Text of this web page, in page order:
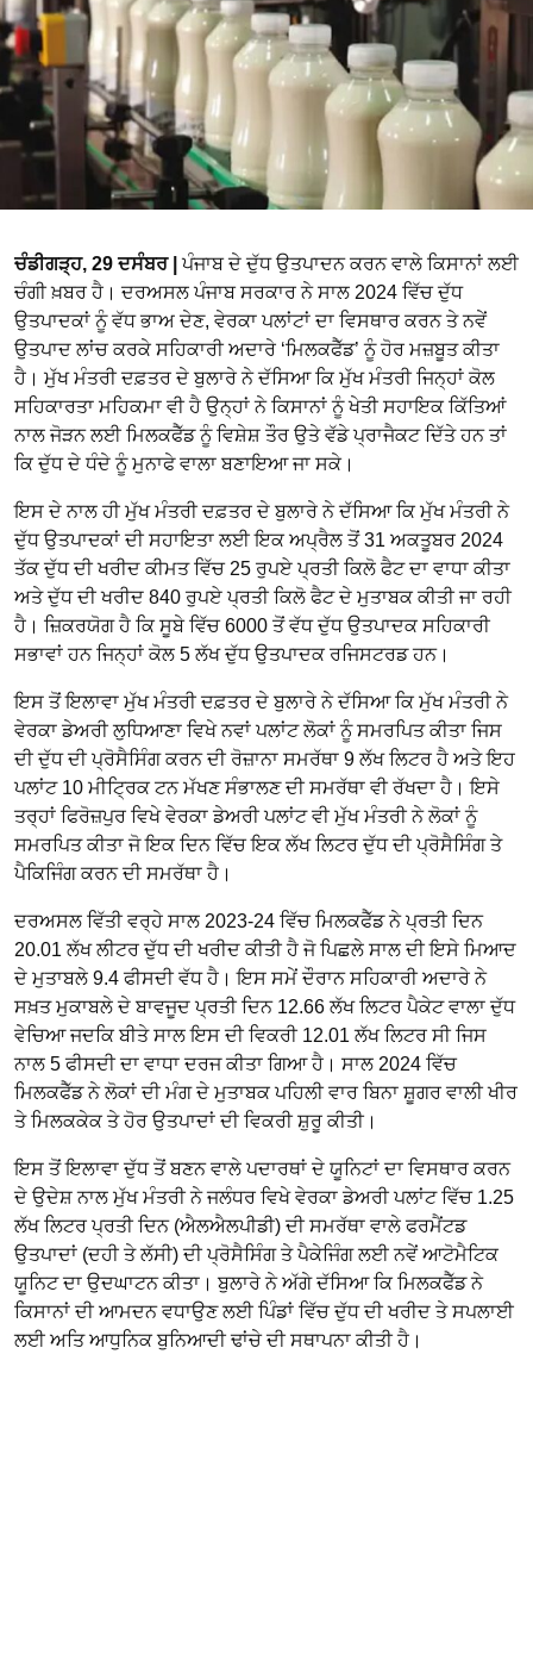
ਚੰਡੀਗੜ੍ਹ, 29 ਦਸੰਬਰ | ਪੰਜਾਬ ਦੇ ਦੁੱਧ ਉਤਪਾਦਨ ਕਰਨ ਵਾਲੇ ਕਿਸਾਨਾਂ ਲਈ
ਚੰਗੀ ਖ਼ਬਰ ਹੈ। ਦਰਅਸਲ ਪੰਜਾਬ ਸਰਕਾਰ ਨੇ ਸਾਲ 2024 ਵਿੱਚ ਦੁੱਧ
ਉਤਪਾਦਕਾਂ ਨੂੰ ਵੱਧ ਭਾਅ ਦੇਣ, ਵੇਰਕਾ ਪਲਾਂਟਾਂ ਦਾ ਵਿਸਥਾਰ ਕਰਨ ਤੇ ਨਵੇਂ
ਉਤਪਾਦ ਲਾਂਚ ਕਰਕੇ ਸਹਿਕਾਰੀ ਅਦਾਰੇ ‘ਮਿਲਕਫੈੱਡ’ ਨੂੰ ਹੋਰ ਮਜ਼ਬੂਤ ਕੀਤਾ
ਹੈ। ਮੁੱਖ ਮੰਤਰੀ ਦਫ਼ਤਰ ਦੇ ਬੁਲਾਰੇ ਨੇ ਦੱਸਿਆ ਕਿ ਮੁੱਖ ਮੰਤਰੀ ਜਿਨ੍ਹਾਂ ਕੋਲ
ਸਹਿਕਾਰਤਾ ਮਹਿਕਮਾ ਵੀ ਹੈ ਉਨ੍ਹਾਂ ਨੇ ਕਿਸਾਨਾਂ ਨੂੰ ਖੇਤੀ ਸਹਾਇਕ ਕਿੱਤਿਆਂ
ਨਾਲ ਜੋੜਨ ਲਈ ਮਿਲਕਫੈੱਡ ਨੂੰ ਵਿਸ਼ੇਸ਼ ਤੌਰ ਉਤੇ ਵੱਡੇ ਪ੍ਰਾਜੈਕਟ ਦਿੱਤੇ ਹਨ ਤਾਂ
ਕਿ ਦੁੱਧ ਦੇ ਧੰਦੇ ਨੂੰ ਮੁਨਾਫੇ ਵਾਲਾ ਬਣਾਇਆ ਜਾ ਸਕੇ।
ਇਸ ਦੇ ਨਾਲ ਹੀ ਮੁੱਖ ਮੰਤਰੀ ਦਫ਼ਤਰ ਦੇ ਬੁਲਾਰੇ ਨੇ ਦੱਸਿਆ ਕਿ ਮੁੱਖ ਮੰਤਰੀ ਨੇ
ਦੁੱਧ ਉਤਪਾਦਕਾਂ ਦੀ ਸਹਾਇਤਾ ਲਈ ਇਕ ਅਪ੍ਰੈਲ ਤੋਂ 31 ਅਕਤੂਬਰ 2024
ਤੱਕ ਦੁੱਧ ਦੀ ਖਰੀਦ ਕੀਮਤ ਵਿੱਚ 25 ਰੁਪਏ ਪ੍ਰਤੀ ਕਿਲੋ ਫੈਟ ਦਾ ਵਾਧਾ ਕੀਤਾ
ਅਤੇ ਦੁੱਧ ਦੀ ਖਰੀਦ 840 ਰੁਪਏ ਪ੍ਰਤੀ ਕਿਲੋ ਫੈਟ ਦੇ ਮੁਤਾਬਕ ਕੀਤੀ ਜਾ ਰਹੀ
ਹੈ। ਜ਼ਿਕਰਯੋਗ ਹੈ ਕਿ ਸੂਬੇ ਵਿੱਚ 6000 ਤੋਂ ਵੱਧ ਦੁੱਧ ਉਤਪਾਦਕ ਸਹਿਕਾਰੀ
ਸਭਾਵਾਂ ਹਨ ਜਿਨ੍ਹਾਂ ਕੋਲ 5 ਲੱਖ ਦੁੱਧ ਉਤਪਾਦਕ ਰਜਿਸਟਰਡ ਹਨ।
ਇਸ ਤੋਂ ਇਲਾਵਾ ਮੁੱਖ ਮੰਤਰੀ ਦਫ਼ਤਰ ਦੇ ਬੁਲਾਰੇ ਨੇ ਦੱਸਿਆ ਕਿ ਮੁੱਖ ਮੰਤਰੀ ਨੇ
ਵੇਰਕਾ ਡੇਅਰੀ ਲੁਧਿਆਣਾ ਵਿਖੇ ਨਵਾਂ ਪਲਾਂਟ ਲੋਕਾਂ ਨੂੰ ਸਮਰਪਿਤ ਕੀਤਾ ਜਿਸ
ਦੀ ਦੁੱਧ ਦੀ ਪ੍ਰੋਸੈਸਿੰਗ ਕਰਨ ਦੀ ਰੋਜ਼ਾਨਾ ਸਮਰੱਥਾ 9 ਲੱਖ ਲਿਟਰ ਹੈ ਅਤੇ ਇਹ
ਪਲਾਂਟ 10 ਮੀਟ੍ਰਿਕ ਟਨ ਮੱਖਣ ਸੰਭਾਲਣ ਦੀ ਸਮਰੱਥਾ ਵੀ ਰੱਖਦਾ ਹੈ। ਇਸੇ
ਤਰ੍ਹਾਂ ਫਿਰੋਜ਼ਪੁਰ ਵਿਖੇ ਵੇਰਕਾ ਡੇਅਰੀ ਪਲਾਂਟ ਵੀ ਮੁੱਖ ਮੰਤਰੀ ਨੇ ਲੋਕਾਂ ਨੂੰ
ਸਮਰਪਿਤ ਕੀਤਾ ਜੋ ਇਕ ਦਿਨ ਵਿੱਚ ਇਕ ਲੱਖ ਲਿਟਰ ਦੁੱਧ ਦੀ ਪ੍ਰੋਸੈਸਿੰਗ ਤੇ
ਪੈਕਿਜਿੰਗ ਕਰਨ ਦੀ ਸਮਰੱਥਾ ਹੈ।
ਦਰਅਸਲ ਵਿੱਤੀ ਵਰ੍ਹੇ ਸਾਲ 2023-24 ਵਿੱਚ ਮਿਲਕਫੈੱਡ ਨੇ ਪ੍ਰਤੀ ਦਿਨ
20.01 ਲੱਖ ਲੀਟਰ ਦੁੱਧ ਦੀ ਖਰੀਦ ਕੀਤੀ ਹੈ ਜੋ ਪਿਛਲੇ ਸਾਲ ਦੀ ਇਸੇ ਮਿਆਦ
ਦੇ ਮੁਤਾਬਲੇ 9.4 ਫੀਸਦੀ ਵੱਧ ਹੈ। ਇਸ ਸਮੇਂ ਦੌਰਾਨ ਸਹਿਕਾਰੀ ਅਦਾਰੇ ਨੇ
ਸਖ਼ਤ ਮੁਕਾਬਲੇ ਦੇ ਬਾਵਜੂਦ ਪ੍ਰਤੀ ਦਿਨ 12.66 ਲੱਖ ਲਿਟਰ ਪੈਕੇਟ ਵਾਲਾ ਦੁੱਧ
ਵੇਚਿਆ ਜਦਕਿ ਬੀਤੇ ਸਾਲ ਇਸ ਦੀ ਵਿਕਰੀ 12.01 ਲੱਖ ਲਿਟਰ ਸੀ ਜਿਸ
ਨਾਲ 5 ਫੀਸਦੀ ਦਾ ਵਾਧਾ ਦਰਜ ਕੀਤਾ ਗਿਆ ਹੈ। ਸਾਲ 2024 ਵਿੱਚ
ਮਿਲਕਫੈੱਡ ਨੇ ਲੋਕਾਂ ਦੀ ਮੰਗ ਦੇ ਮੁਤਾਬਕ ਪਹਿਲੀ ਵਾਰ ਬਿਨਾ ਸ਼ੂਗਰ ਵਾਲੀ ਖੀਰ
ਤੇ ਮਿਲਕਕੇਕ ਤੇ ਹੋਰ ਉਤਪਾਦਾਂ ਦੀ ਵਿਕਰੀ ਸ਼ੁਰੂ ਕੀਤੀ।
ਇਸ ਤੋਂ ਇਲਾਵਾ ਦੁੱਧ ਤੋਂ ਬਣਨ ਵਾਲੇ ਪਦਾਰਥਾਂ ਦੇ ਯੂਨਿਟਾਂ ਦਾ ਵਿਸਥਾਰ ਕਰਨ
ਦੇ ਉਦੇਸ਼ ਨਾਲ ਮੁੱਖ ਮੰਤਰੀ ਨੇ ਜਲੰਧਰ ਵਿਖੇ ਵੇਰਕਾ ਡੇਅਰੀ ਪਲਾਂਟ ਵਿੱਚ 1.25
ਲੱਖ ਲਿਟਰ ਪ੍ਰਤੀ ਦਿਨ (ਐਲਐਲਪੀਡੀ) ਦੀ ਸਮਰੱਥਾ ਵਾਲੇ ਫਰਮੈਂਟਡ
ਉਤਪਾਦਾਂ (ਦਹੀ ਤੇ ਲੱਸੀ) ਦੀ ਪ੍ਰੋਸੈਸਿੰਗ ਤੇ ਪੈਕੇਜਿੰਗ ਲਈ ਨਵੇਂ ਆਟੋਮੈਟਿਕ
ਯੂਨਿਟ ਦਾ ਉਦਘਾਟਨ ਕੀਤਾ। ਬੁਲਾਰੇ ਨੇ ਅੱਗੇ ਦੱਸਿਆ ਕਿ ਮਿਲਕਫੈੱਡ ਨੇ
ਕਿਸਾਨਾਂ ਦੀ ਆਮਦਨ ਵਧਾਉਣ ਲਈ ਪਿੰਡਾਂ ਵਿੱਚ ਦੁੱਧ ਦੀ ਖਰੀਦ ਤੇ ਸਪਲਾਈ
ਲਈ ਅਤਿ ਆਧੁਨਿਕ ਬੁਨਿਆਦੀ ਢਾਂਚੇ ਦੀ ਸਥਾਪਨਾ ਕੀਤੀ ਹੈ।